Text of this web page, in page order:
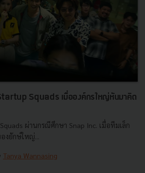
Squads เมื่อองค์กรใหญ่หันมาคิด
ผ่านกรณีศึกษา Snap Inc. เมื่อทีมเล็ก
งยักษ์ใหญ่...
Tanya Wannasing